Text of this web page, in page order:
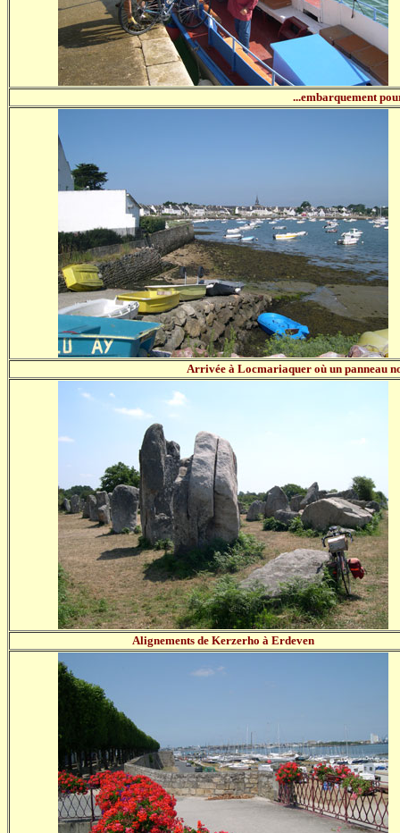
...embarquement
Arrivée à Locmariaquer où un panneau
Alignements de Kerzerho à Erdeven